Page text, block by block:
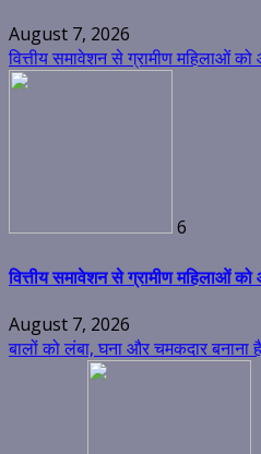
August 7, 2026
वित्तीय समावेशन से ग्रामीण महिलाओं
6
वित्तीय समावेशन से ग्रामीण महिलाओं
August 7, 2026
बालों को लंबा, घना और चमकदार बनाना